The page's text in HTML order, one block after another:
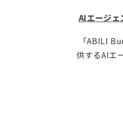
AIエージェ
「ABILI
供するAIエ